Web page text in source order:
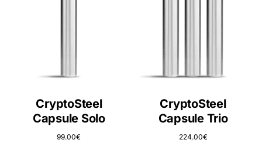
CryptoSteel
Capsule Solo
99.00€
CryptoSteel
Capsule Trio
224.00€